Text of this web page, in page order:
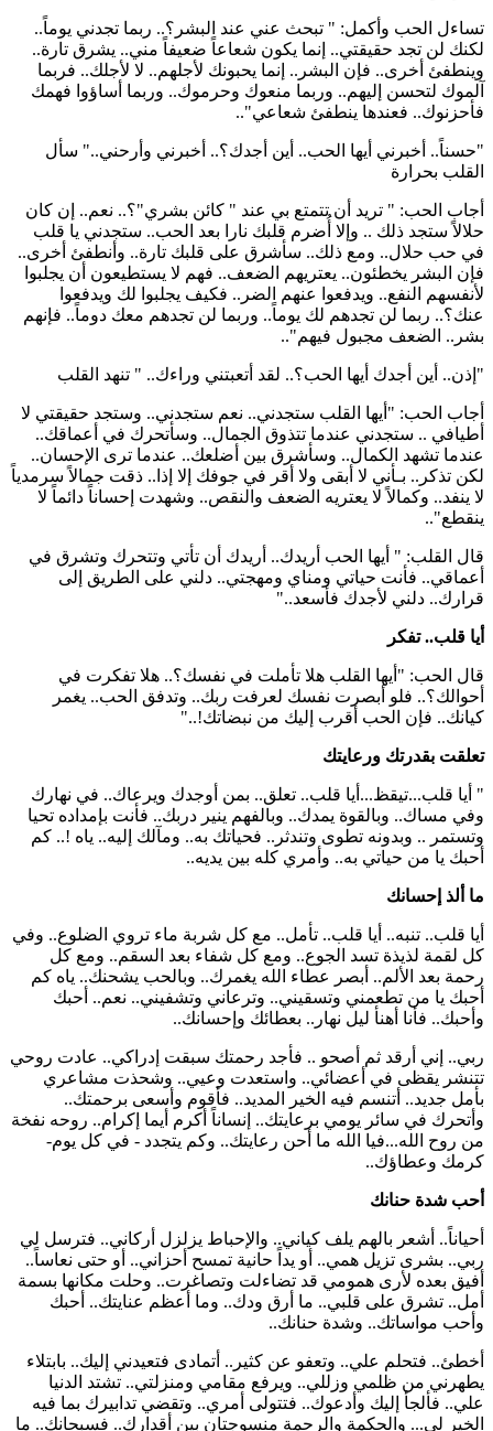
تساءل الحب وأكمل: " تبحث عني عند البشر؟.. ربما تجدني يوماً..
لكنك لن تجد حقيقتي.. إنما يكون شعاعاً ضعيفاً مني.. يشرق تارة..
وينطفئ أخرى.. فإن البشر.. إنما يحبونك لأجلهم.. لا لأجلك.. فربما
آلموك لتحسن إليهم.. وربما منعوك وحرموك.. وربما أساؤوا فهمك
فأحزنوك.. فعندها ينطفئ شعاعي"..
"حسناً.. أخبرني أيها الحب.. أين أجدك؟.. أخبرني وأرحني.." سأل
القلب بحرارة
أجاب الحب: " تريد أن تتمتع بي عند " كائن بشري"؟.. نعم.. إن كان
حلالاً ستجد ذلك .. وإلا أُضرم قلبك نارا بعد الحب.. ستجدني يا قلب
في حب حلال.. ومع ذلك.. سأشرق على قلبك تارة.. وأنطفئ أخرى..
فإن البشر يخطئون.. يعتريهم الضعف.. فهم لا يستطيعون أن يجلبوا
لأنفسهم النفع.. ويدفعوا عنهم الضر.. فكيف يجلبوا لك ويدفعوا
عنك؟.. ربما لن تجدهم لك يوماً.. وربما لن تجدهم معك دوماً.. فإنهم
بشر.. الضعف مجبول فيهم"..
"إذن.. أين أجدك أيها الحب؟.. لقد أتعبتني وراءك.. " تنهد القلب
أجاب الحب: "أيها القلب ستجدني.. نعم ستجدني.. وستجد حقيقتي لا
أطيافي .. ستجدني عندما تتذوق الجمال.. وسأتحرك في أعماقك..
عندما تشهد الكمال.. وسأشرق بين أضلعك.. عندما ترى الإحسان..
لكن تذكر.. بـأني لا أبقى ولا أقر في جوفك إلا إذا.. ذقت جمالاً سرمدياً
لا ينفد.. وكمالاً لا يعتريه الضعف والنقص.. وشهدت إحساناً دائماً لا
ينقطع"..
قال القلب: " أيها الحب أريدك.. أريدك أن تأتي وتتحرك وتشرق في
أعماقي.. فأنت حياتي ومناي ومهجتي.. دلني على الطريق إلى
قرارك.. دلني لأجدك فأسعد.."
أيا قلب.. تفكر
قال الحب: "أيها القلب هلا تأملت في نفسك؟.. هلا تفكرت في
أحوالك؟.. فلو أبصرت نفسك لعرفت ربك.. وتدفق الحب.. يغمر
كيانك.. فإن الحب أقرب إليك من نبضاتك!.."
تعلقت بقدرتك ورعايتك
" أيا قلب...تيقظ...أيا قلب.. تعلق.. بمن أوجدك ويرعاك.. في نهارك
وفي مساك.. وبالقوة يمدك.. وبالفهم ينير دربك.. فأنت بإمداده تحيا
وتستمر .. وبدونه تطوى وتندثر.. فحياتك به.. ومآلك إليه.. ياه !.. كم
أحبك يا من حياتي به.. وأمري كله بين يديه..
ما ألذ إحسانك
أيا قلب.. تنبه.. أيا قلب.. تأمل.. مع كل شربة ماء تروي الضلوع.. وفي
كل لقمة لذيذة تسد الجوع.. ومع كل شفاء بعد السقم.. ومع كل
رحمة بعد الألم.. أبصر عطاء الله يغمرك.. وبالحب يشحنك.. ياه كم
أحبك يا من تطعمني وتسقيني.. وترعاني وتشفيني.. نعم.. أحبك
وأحبك.. فأنا أهنأ ليل نهار.. بعطائك وإحسانك..
ربي.. إني أرقد ثم أصحو .. فأجد رحمتك سبقت إدراكي.. عادت روحي
تتنشر يقظى في أعضائي.. واستعدت وعيي.. وشحذت مشاعري
بأمل جديد.. أتنسم فيه الخير المديد.. فأقوم وأسعى برحمتك..
وأتحرك في سائر يومي برعايتك.. إنساناً أكرم أيما إكرام.. روحه نفخة
من روح الله...فيا الله ما أحن رعايتك.. وكم يتجدد - في كل يوم-
كرمك وعطاؤك..
أحب شدة حنانك
أحياناً.. أشعر بالهم يلف كياني.. والإحباط يزلزل أركاني.. فترسل لي
ربي.. بشرى تزيل همي.. أو يداً حانية تمسح أحزاني.. أو حتى نعاساً..
أفيق بعده لأرى همومي قد تضاءلت وتصاغرت.. وحلت مكانها بسمة
أمل.. تشرق على قلبي.. ما أرق ودك.. وما أعظم عنايتك.. أحبك
وأحب مواساتك.. وشدة حنانك..
أخطئ.. فتحلم علي.. وتعفو عن كثير.. أتمادى فتعيدني إليك.. بابتلاء
يطهرني من ظلمي وزللي.. ويرفع مقامي ومنزلتي.. تشتد الدنيا
علي.. فألجأ إليك وأدعوك.. فتتولى أمري.. وتقضي تدابيرك بما فيه
الخير لي... والحكمة والرحمة منسوجتان بين أقدارك.. فسبحانك.. ما